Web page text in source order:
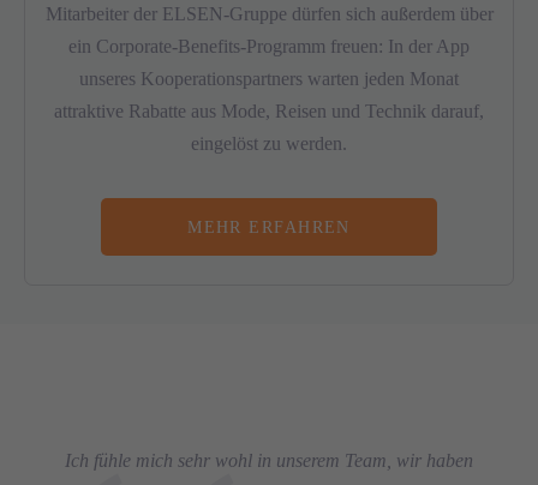
Mitarbeiter der ELSEN-Gruppe dürfen sich außerdem über
ein Corporate-Benefits-Programm freuen: In der App
unseres Kooperationspartners warten jeden Monat
attraktive Rabatte aus Mode, Reisen und Technik darauf,
eingelöst zu werden.
MEHR ERFAHREN
Ich fühle mich sehr wohl in unserem Team, wir haben